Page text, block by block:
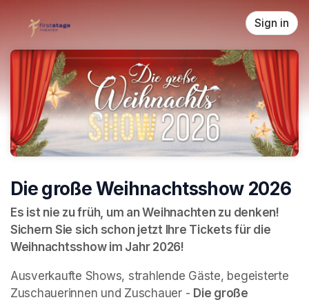
Sign in
Die große Weihnachtsshow 2026
Es ist nie zu früh, um an Weihnachten zu denken!
Sichern Sie sich schon jetzt Ihre Tickets für die
Weihnachtsshow im Jahr 2026!
Ausverkaufte Shows, strahlende Gäste, begeisterte
Zuschauerinnen und Zuschauer - Die große